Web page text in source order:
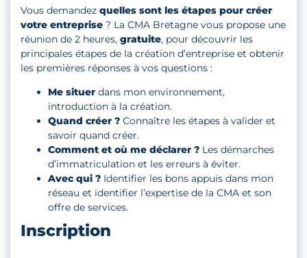
Vous demandez quelles sont les étapes pour créer
votre entreprise ? La CMA Bretagne vous propose une
réunion de 2 heures, gratuite, pour découvrir les
principales étapes de la création d’entreprise et obtenir
les premières réponses à vos questions :
Me situer dans mon environnement,
introduction à la création.
Quand créer ? Connaître les étapes à valider et
savoir quand créer.
Comment et où me déclarer ? Les démarches
d’immatriculation et les erreurs à éviter.
Avec qui ? Identifier les bons appuis dans mon
réseau et identifier l’expertise de la CMA et son
offre de services.
Inscription